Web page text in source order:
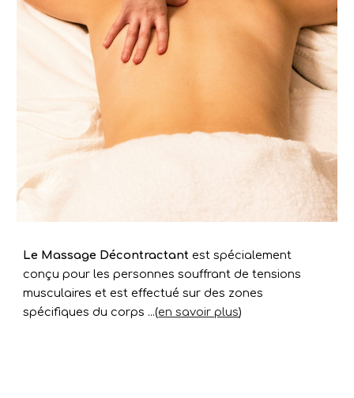
Le Massage Décontractant est spécialement
conçu pour les personnes souffrant de tensions
musculaires et est effectué sur des zones
spécifiques du corps ...(en savoir plus)